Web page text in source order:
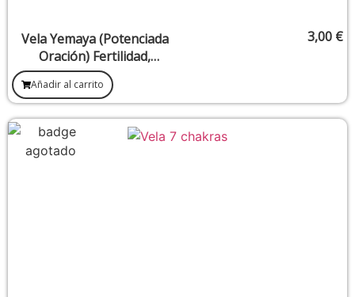
Vela Yemaya (Potenciada
Oración) Fertilidad,
Protección Familiar
3,00 €
Añadir al carrito